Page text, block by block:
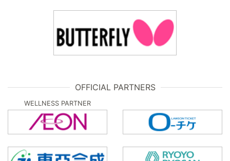
OFFICIAL PARTNERS
WELLNESS PARTNER